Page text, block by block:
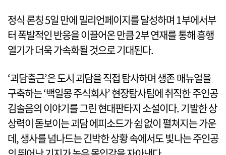
정식 론칭 5일 만에 밀리언페이지를 달성하며 1부에서부
터 폭발적인 반응을 이끌어온 만큼 2부 연재를 통해 흥행
열기가 더욱 가속화될 것으로 기대된다.
‘괴담출근’은 도시 괴담을 직접 탐사하며 생존 매뉴얼을
구축하는 ‘백일몽 주식회사’ 현장탐사팀에 취직한 주인공
김솔음의 이야기를 그린 현대판타지 소설이다. 기발한 상
상력이 돋보이는 괴담 에피소드가 쉼 없이 펼쳐지는 가운
데, 생사를 넘나드는 긴박한 상황 속에서도 빛나는 주인공